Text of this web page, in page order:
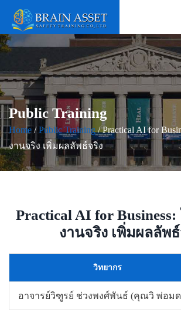
Public Training
Home /Public Training/ Practical AI for
งานจริง เพิ่มผลลัพธ์จริง
Practical AI for
งานจริง เพิ่มผลลัพ
วิทยากร
อาจารย์วิฑูรย์ ช่วงพงศ์พันธ์ (คุณวิ พ่อม